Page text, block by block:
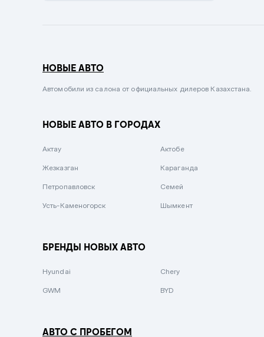
Сиреневый металлик
Вишневый
Зеленый металлик
НОВЫЕ АВТО
Автомобили из салона от официальных дилеров Казахстана.
НОВЫЕ АВТО В ГОРОДАХ
Актау Актобе
Жезказган Караганда
Петропавловск Семей
Усть-Каменогорск Шымкент
БРЕНДЫ НОВЫХ АВТО
Hyundai Chery
GWM BYD
АВТО С ПРОБЕГОМ